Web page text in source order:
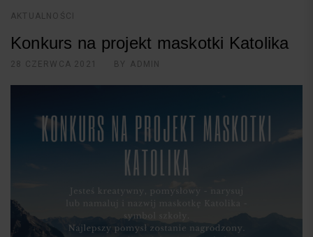
AKTUALNOŚCI
Konkurs na projekt maskotki Katolika
28 CZERWCA 2021 BY ADMIN